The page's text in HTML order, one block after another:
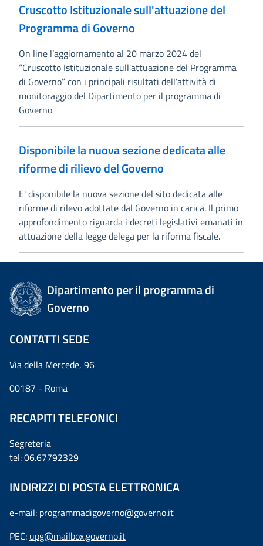
Cruscotto Istituzionale sull'attuazione del
Programma di Governo
On line l’aggiornamento al 20 marzo 2024 del
“Cruscotto Istituzionale sull'attuazione del Programma
di Governo” con i principali risultati dell’attività di
monitoraggio del Dipartimento per il programma di
Governo
Disponibile la nuova sezione dedicata alle
riforme di rilievo del Governo
E' disponibile la nuova sezione del sito dedicata alle
riforme di rilevo adottate dal Governo in carica. Il primo
approfondimento riguarda i decreti legislativi emanati in
attuazione della legge delega per la riforma fiscale.
Dipartimento per il programma di
Governo
CONTATTI SEDE
Via della Mercede, 96
00187 - Roma
RECAPITI TELEFONICI
Segreteria
tel: 06.67792329
INDIRIZZI DI POSTA ELETTRONICA
e-mail: programmadigoverno@governo.it
PEC: upg@mailbox.governo.it